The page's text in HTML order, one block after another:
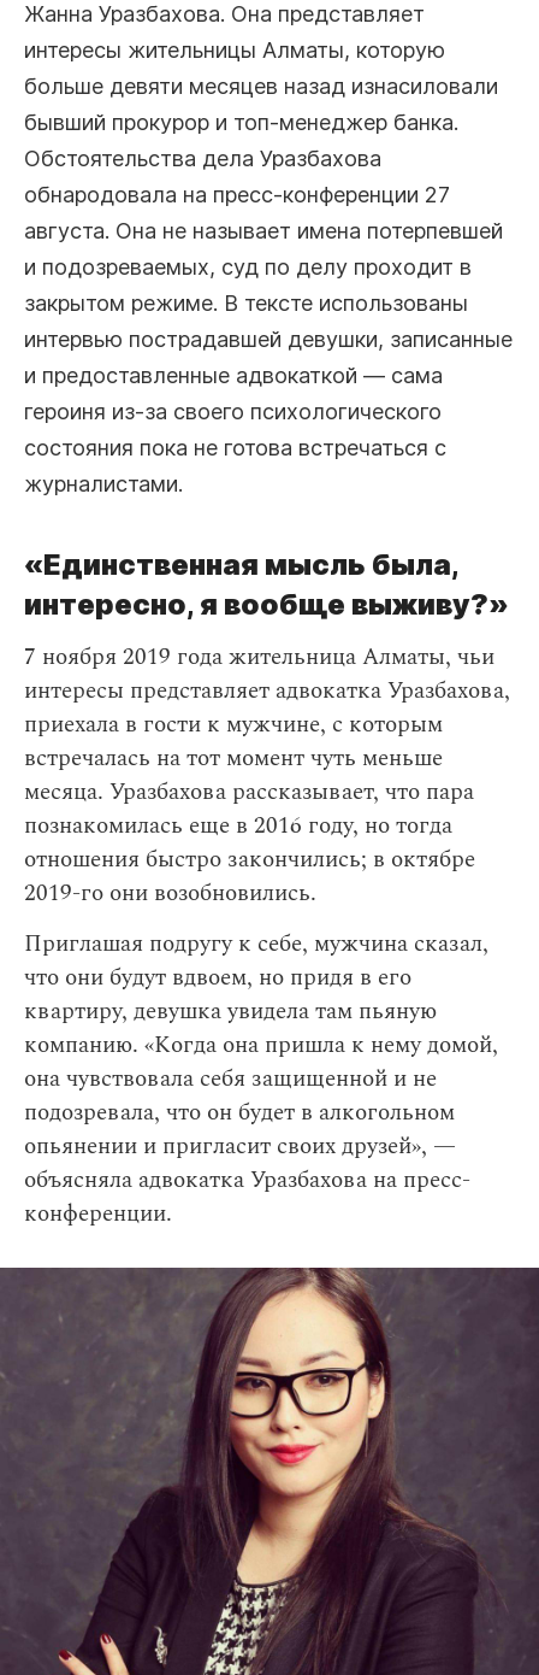
Жанна Уразбахова. Она представляет
интересы жительницы Алматы, которую
больше девяти месяцев назад изнасиловали
бывший прокурор и топ-менеджер банка.
Обстоятельства дела Уразбахова
обнародовала на пресс-конференции 27
августа. Она не называет имена потерпевшей
и подозреваемых, суд по делу проходит в
закрытом режиме. В тексте использованы
интервью пострадавшей девушки, записанные
и предоставленные адвокаткой — сама
героиня из-за своего психологического
состояния пока не готова встречаться с
журналистами.
«Единственная мысль была,
интересно, я вообще выживу?»
7 ноября 2019 года жительница Алматы, чьи
интересы представляет адвокатка Уразбахова,
приехала в гости к мужчине, с которым
встречалась на тот момент чуть меньше
месяца. Уразбахова рассказывает, что пара
познакомилась еще в 2016 году, но тогда
отношения быстро закончились; в октябре
2019-го они возобновились.
Приглашая подругу к себе, мужчина сказал,
что они будут вдвоем, но придя в его
квартиру, девушка увидела там пьяную
компанию. «Когда она пришла к нему домой,
она чувствовала себя защищенной и не
подозревала, что он будет в алкогольном
опьянении и пригласит своих друзей», —
объясняла адвокатка Уразбахова на пресс-
конференции.